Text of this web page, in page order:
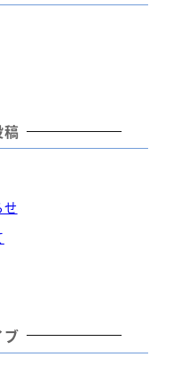
稿
せ
ブ